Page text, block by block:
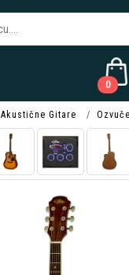
0
Akustične Gitare